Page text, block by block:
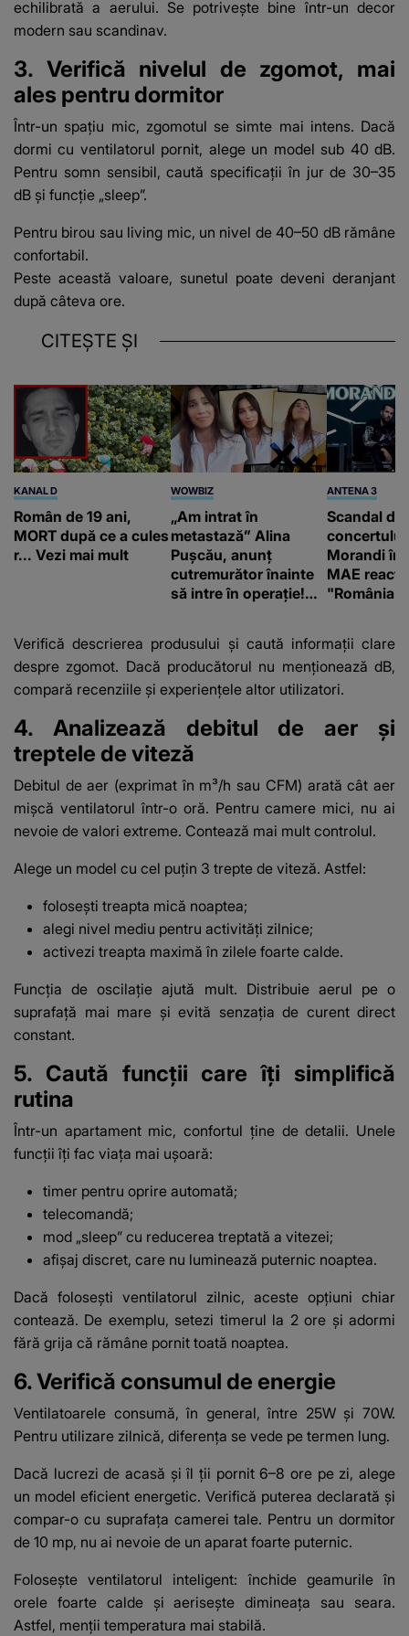
echilibrată a aerului. Se potrivește bine într-un decor
modern sau scandinav.
3. Verifică nivelul de zgomot, mai
ales pentru dormitor
Într-un spațiu mic, zgomotul se simte mai intens. Dacă
dormi cu ventilatorul pornit, alege un model sub 40 dB.
Pentru somn sensibil, caută specificații în jur de 30–35
dB și funcție „sleep”.
Pentru birou sau living mic, un nivel de 40–50 dB rămâne
confortabil.
Peste această valoare, sunetul poate deveni deranjant
după câteva ore.
CITEȘTE ȘI
KANAL D
Român de 19 ani,
MORT după ce a cules
r... Vezi mai mult
WOWBIZ
„Am intrat în
metastază” Alina
Pușcău, anunț
cutremurător înainte
să intre în operație!
fanilor
ANTENA 3
Scandal
Morandi în
MAE
"România
Verifică descrierea produsului și caută informații clare
despre zgomot. Dacă producătorul nu menționează dB,
compară recenziile și experiențele altor utilizatori.
4. Analizează debitul de aer și
treptele de viteză
Debitul de aer (exprimat în m³/h sau CFM) arată cât aer
mișcă ventilatorul într-o oră. Pentru camere mici, nu ai
nevoie de valori extreme. Contează mai mult controlul.
Alege un model cu cel puțin 3 trepte de viteză. Astfel:
folosești treapta mică noaptea;
alegi nivel mediu pentru activități zilnice;
activezi treapta maximă în zilele foarte calde.
Funcția de oscilație ajută mult. Distribuie aerul pe o
suprafață mai mare și evită senzația de curent direct
constant.
5. Caută funcții care îți simplifică
rutina
Într-un apartament mic, confortul ține de detalii. Unele
funcții îți fac viața mai ușoară:
timer pentru oprire automată;
telecomandă;
mod „sleep” cu reducerea treptată a vitezei;
afișaj discret, care nu luminează puternic noaptea.
Dacă folosești ventilatorul zilnic, aceste opțiuni chiar
contează. De exemplu, setezi timerul la 2 ore și adormi
fără grija că rămâne pornit toată noaptea.
6. Verifică consumul de energie
Ventilatoarele consumă, în general, între 25W și 70W.
Pentru utilizare zilnică, diferența se vede pe termen lung.
Dacă lucrezi de acasă și îl ții pornit 6–8 ore pe zi, alege
un model eficient energetic. Verifică puterea declarată și
compar-o cu suprafața camerei tale. Pentru un dormitor
de 10 mp, nu ai nevoie de un aparat foarte puternic.
Folosește ventilatorul inteligent: închide geamurile în
orele foarte calde și aerisește dimineața sau seara.
Astfel, menții temperatura mai stabilă.